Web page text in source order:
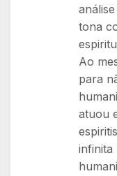
tona
Ao
para
atuou
infinita